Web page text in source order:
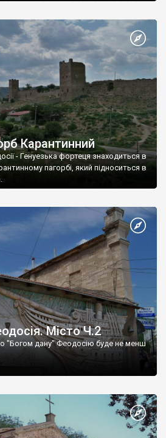
Карантинний
- Генуезька фортеця знаходиться в
пагорбі, який підноситься в
Місто Ч.2
"Богом дану" Феодосію буде не менш